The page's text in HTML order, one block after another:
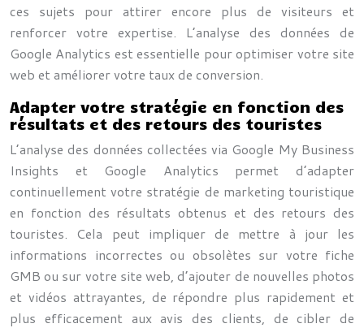
ces sujets pour attirer encore plus de visiteurs et
renforcer votre expertise. L’analyse des données de
Google Analytics est essentielle pour optimiser votre site
web et améliorer votre taux de conversion.
Adapter votre stratégie en fonction des
résultats et des retours des touristes
L’analyse des données collectées via Google My Business
Insights et Google Analytics permet d’adapter
continuellement votre stratégie de marketing touristique
en fonction des résultats obtenus et des retours des
touristes. Cela peut impliquer de mettre à jour les
informations incorrectes ou obsolètes sur votre fiche
GMB ou sur votre site web, d’ajouter de nouvelles photos
et vidéos attrayantes, de répondre plus rapidement et
plus efficacement aux avis des clients, de cibler de